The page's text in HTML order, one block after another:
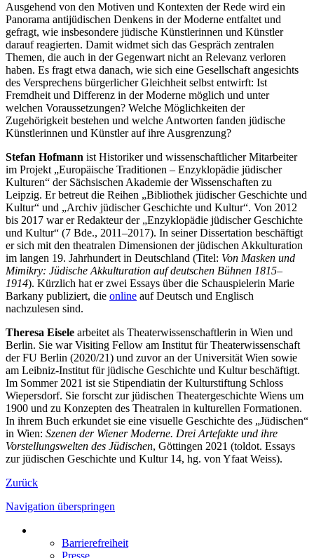
Ausgehend von den Motiven und Kontexten der Rede wird ein
Panorama antijüdischen Denkens in der Moderne entfaltet und
gefragt, wie insbesondere jüdische Künstlerinnen und Künstler
darauf reagierten. Damit widmet sich das Gespräch zentralen
Themen, die auch in der Gegenwart nicht an Relevanz verloren
haben. Es fragt etwa danach, wie sich eine Gesellschaft angesichts
des Versprechens bürgerlicher Gleichheit selbst entwirft: Ist
Fremdheit und Differenz in der Moderne möglich und unter
welchen Voraussetzungen? Welche Möglichkeiten der
Zugehörigkeit bestehen und welche Antworten fanden jüdische
Künstlerinnen und Künstler auf ihre Ausgrenzung?
Stefan Hofmann ist Historiker und wissenschaftlicher Mitarbeiter
im Projekt „Europäische Traditionen – Enzyklopädie jüdischer
Kulturen“ der Sächsischen Akademie der Wissenschaften zu
Leipzig. Er betreut die Reihen „Bibliothek jüdischer Geschichte und
Kultur“ und „Archiv jüdischer Geschichte und Kultur“. Von 2012
bis 2017 war er Redakteur der „Enzyklopädie jüdischer Geschichte
und Kultur“ (7 Bde., 2011–2017). In seiner Dissertation beschäftigt
er sich mit den theatralen Dimensionen der jüdischen Akkulturation
im langen 19. Jahrhundert in Deutschland (Titel: Von Masken und
Mimikry: Jüdische Akkulturation auf deutschen Bühnen 1815–
1914). Kürzlich hat er zwei Essays über die Schauspielerin Marie
Barkany publiziert, die online auf Deutsch und Englisch
nachzulesen sind.
Theresa Eisele arbeitet als Theaterwissenschaftlerin in Wien und
Berlin. Sie war Visiting Fellow am Institut für Theaterwissenschaft
der FU Berlin (2020/21) und zuvor an der Universität Wien sowie
am Leibniz-Institut für jüdische Geschichte und Kultur beschäftigt.
Im Sommer 2021 ist sie Stipendiatin der Kulturstiftung Schloss
Wiepersdorf. Sie forscht zur jüdischen Theatergeschichte Wiens um
1900 und zu Konzepten des Theatralen in kulturellen Formationen.
In ihrem Buch erkundet sie eine visuelle Geschichte des „Jüdischen“
in Wien: Szenen der Wiener Moderne. Drei Artefakte und ihre
Vorstellungswelten des Jüdischen, Göttingen 2021 (toldot. Essays
zur jüdischen Geschichte und Kultur 14, hg. von Yfaat Weiss).
Zurück
Navigation überspringen
Barrierefreiheit